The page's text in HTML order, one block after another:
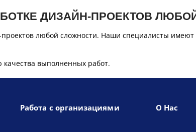
ДИЗАЙН-ПРОЕКТОВ
любой сложности. Наши специалисты
выполненных работ.
Работа с организациями О Нас